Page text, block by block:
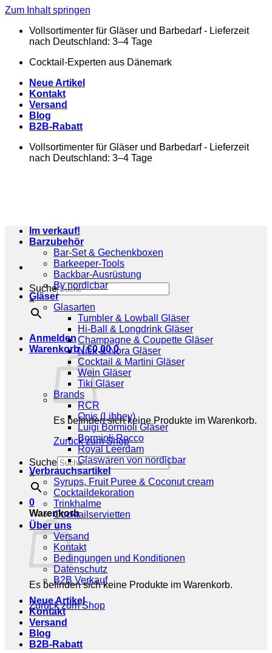
Zum Inhalt springen
Vollsortimenter für Gläser und Barbedarf - Lieferzeit
nach Deutschland: 3–4 Tage
Cocktail-Experten aus Dänemark
Neue Artikel
Kontakt
Versand
Blog
B2B-Rabatt
Vollsortimenter für Gläser und Barbedarf - Lieferzeit
nach Deutschland: 3–4 Tage
Suche
×
Anmelden
Warenkorb /€0,00 0
Es befinden sich keine Produkte im Warenkorb.
Zurück zum Shop
Suche
×
0
Warenkorb
Es befinden sich keine Produkte im Warenkorb.
Zurück zum Shop
Im verkauf!
Barzubehör
Bar-Set & Gechenkboxen
Barkeeper-Tools
Backbar-Ausrüstung
By nordicbar
Gläser
Glasarten
Tumbler & Lowball Gläser
Hi-Ball & Longdrink Gläser
Champagne & Coupette Gläser
Nick & Nora Gläser
Cocktail & Martini Gläser
Wein Gläser
Tiki Gläser
Brands
RCR
Onis (Libbey)
Luigi Bormioli Gläser
Bormioli Rocco
Royal Leerdam
Glaswaren von nordicbar
Verbrauchsartikel
Syrups, Fruit Puree & Coconut cream
Cocktaildekoration
Trinkhalme
Cocktailservietten
Über uns
Versand
Kontakt
Bedingungen und Konditionen
Datenschutz
B2B Verkauf
Neue Artikel
Kontakt
Versand
Blog
B2B-Rabatt